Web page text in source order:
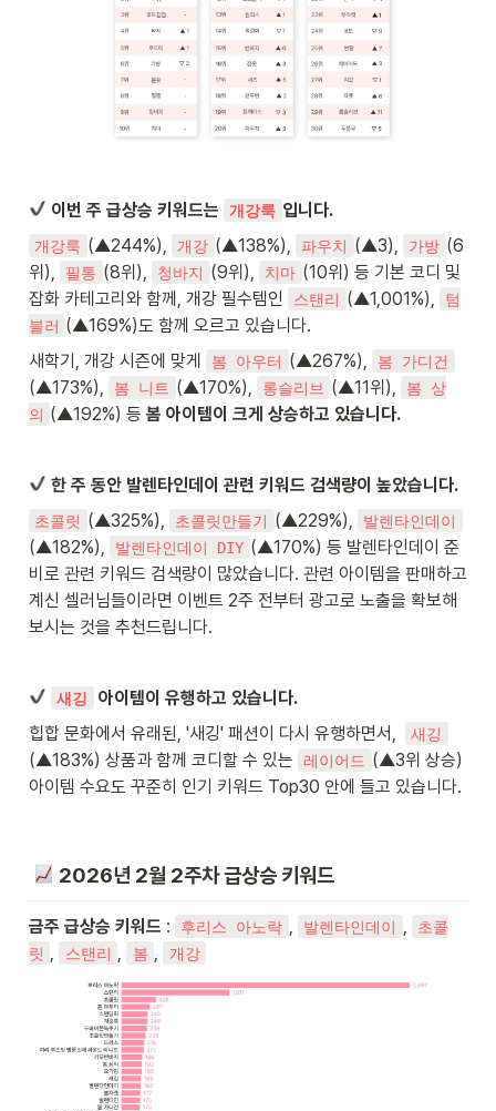
이번 주 급상승 키워드는 개강룩 입니다.
개강룩 (▲244%), 개강 (▲138%), 파우치 (▲3), 가방 (6
위),
필통 (8위), 청바지 (9위), 치마 (10위) 등 기본 코디 및
잡화 카테고리와 함께, 개강 필수템인
스탠리 (▲1,001%),
텀
블러 (▲169%)도 함께 오르고 있습니다.
새학기, 개강 시즌에 맞게
봄 아우터 (▲267%), 봄 가디건
(▲173%), 봄 니트 (▲170%), 롱슬리브 (▲11위),
봄 상
의 (▲192%) 등 봄 아이템이 크게 상승하고 있습니다.
한 주 동안 발렌타인데이 관련 키워드 검색량이 높았습니다.
초콜릿 (▲325%), 초콜릿만들기 (▲229%), 발렌타인데이
(▲182%), 발렌타인데이 DIY (▲170%) 등 발렌타인데이 준
비로 관련 키워드 검색량이 많았습니다. 관련 아이템을 판매하고
계신 셀러님들이라면 이벤트 2주 전부터 광고로 노출을 확보해
보시는 것을 추천드립니다.
새깅
아이템이 유행하고 있습니다.
힙합 문화에서 유래된, '새깅' 패션이 다시 유행하면서,
새깅
(▲183%) 상품과 함께 코디할 수 있는 레이어드 (▲3위 상승)
아이템 수요도 꾸준히 인기 키워드 Top30 안에 들고 있습니다.
2026년 2월 2주차 급상승 키워드
금주 급상승 키워드 : 후리스 아노락 발렌타인데이
초콜
릿
스탠리 봄 개강